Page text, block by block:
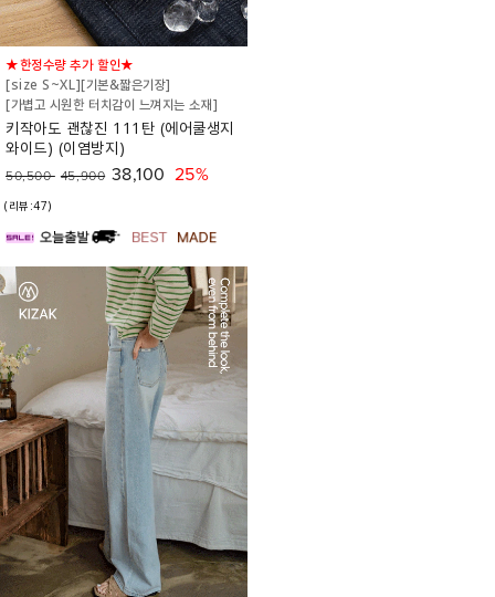
★한정수량 추가 할인★
[size S~XL][기본&짧은기장]
[가볍고 시원한 터치감이 느껴지는 소재]
키작아도 괜찮진 111탄 (에어쿨생지
와이드) (이염방지)
50,500 45,900 38,100 25%
(리뷰:47)